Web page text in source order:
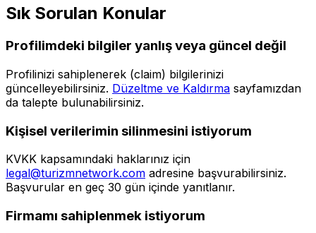
Sık Sorulan Konular
Profilimdeki bilgiler yanlış veya güncel değil
Profilinizi sahiplenerek (claim) bilgilerinizi
güncelleyebilirsiniz. Düzeltme ve Kaldırma sayfamızdan
da talepte bulunabilirsiniz.
Kişisel verilerimin silinmesini istiyorum
KVKK kapsamındaki haklarınız için
legal@turizmnetwork.com adresine başvurabilirsiniz.
Başvurular en geç 30 gün içinde yanıtlanır.
Firmamı sahiplenmek istiyorum